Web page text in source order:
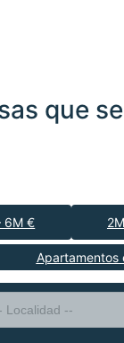
que
6M €
Apartamentos